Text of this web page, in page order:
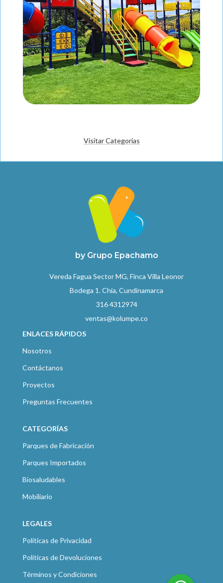
Visitar Categorías
by Grupo Epachamo
Vereda Fagua Sector MG, Finca Villa Leonor
Bodega 1. Chía, Cundinamarca
316 4312974
ventas@kolumpe.co
ENLACES RÁPIDOS
Nosotros
Contáctanos
Proyectos
Preguntas Frecuentes
CATEGORÍAS
Parques de Fabricación
Parques Importados
Biosaludables
Mobiliario
LEGALES
Políticas de Privacidad
Políticas de Devoluciones
Términos y Condiciones